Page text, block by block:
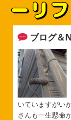
ブログ＆
いていますがい
さんも一生懸命